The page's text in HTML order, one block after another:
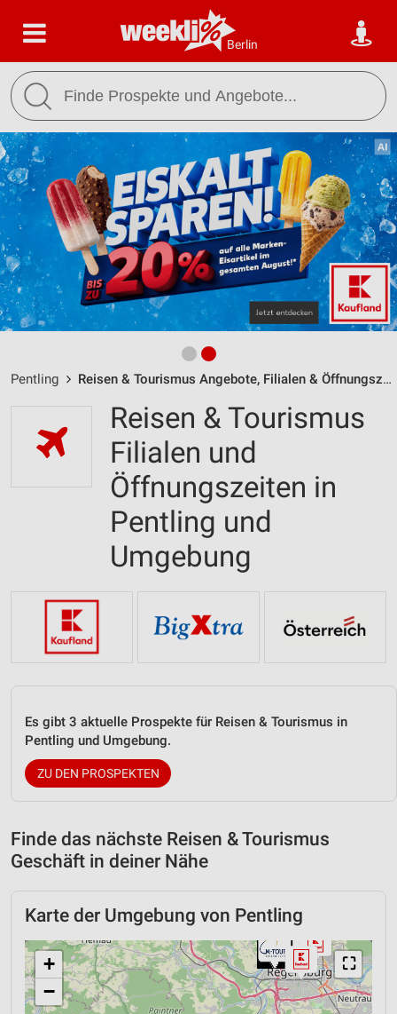
Berlin
Pentling Reisen & Tourismus Angebote, Filialen & Öffnungszeiten
Reisen & Tourismus
Filialen und
Öffnungszeiten in
Pentling und
Umgebung
Es gibt 3 aktuelle Prospekte für Reisen & Tourismus in
Pentling und Umgebung.
ZU DEN PROSPEKTEN
Finde das nächste Reisen & Tourismus
Geschäft in deiner Nähe
Karte der Umgebung von Pentling
⛶
+
−